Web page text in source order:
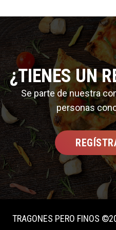
¿TIENES UN
Se parte de nuestra
personas
TRAGONES PERO FINOS